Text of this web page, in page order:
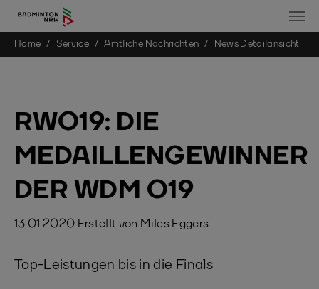
Skip to main content
You are here:
Home Service Amtliche Nachrichten News Detailansicht
RWO19: DIE
MEDAILLENGEWINNER
DER WDM O19
13.01.2020 Erstellt von Miles Eggers
Top-Leistungen bis in die Finals